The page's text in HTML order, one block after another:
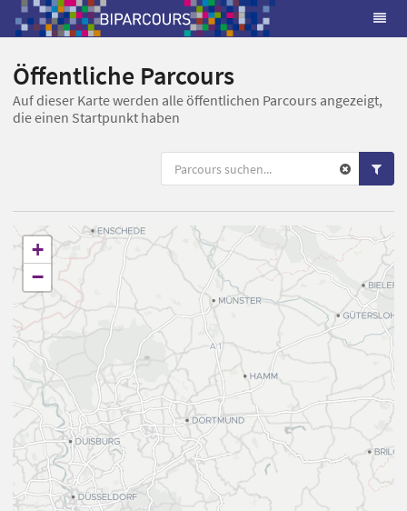
Öffentliche Parcours
Auf dieser Karte werden alle öffentlichen Parcours angezeigt,
die einen Startpunkt haben
+
−